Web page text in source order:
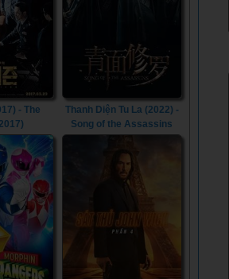
- The
Thanh Diện Tu La (2022) -
Song of the Assassins